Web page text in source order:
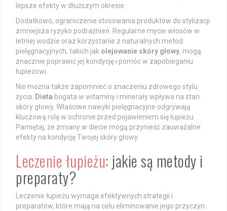
lepsze efekty w dłuższym okresie.
Dodatkowo, ograniczenie stosowania produktów do stylizacji
zmniejsza ryzyko podrażnień. Regularne mycie włosów w
letniej wodzie oraz korzystanie z naturalnych metod
pielęgnacyjnych, takich jak olejowanie skóry głowy, mogą
znacznie poprawić jej kondycję i pomóc w zapobieganiu
łupieżowi.
Nie można także zapomnieć o znaczeniu zdrowego stylu
życia.
Dieta bogata w witaminy i minerały wpływa na stan
skóry głowy. Właściwe nawyki pielęgnacyjne odgrywają
kluczową rolę w ochronie przed pojawieniem się łupieżu.
Pamiętaj, że zmiany w diecie mogą przynieść zauważalne
efekty na kondycję Twojej skóry głowy.
Leczenie łupieżu: jakie są metody i
preparaty?
Leczenie łupieżu wymaga efektywnych strategii i
preparatów, które mają na celu eliminowanie jego przyczyn.